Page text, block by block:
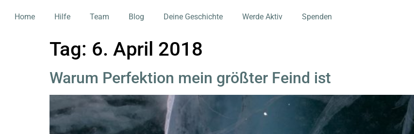
Home Hilfe Team Blog Deine Geschichte Werde Aktiv Spenden
Tag: 6. April 2018
Warum Perfektion mein größter Feind ist